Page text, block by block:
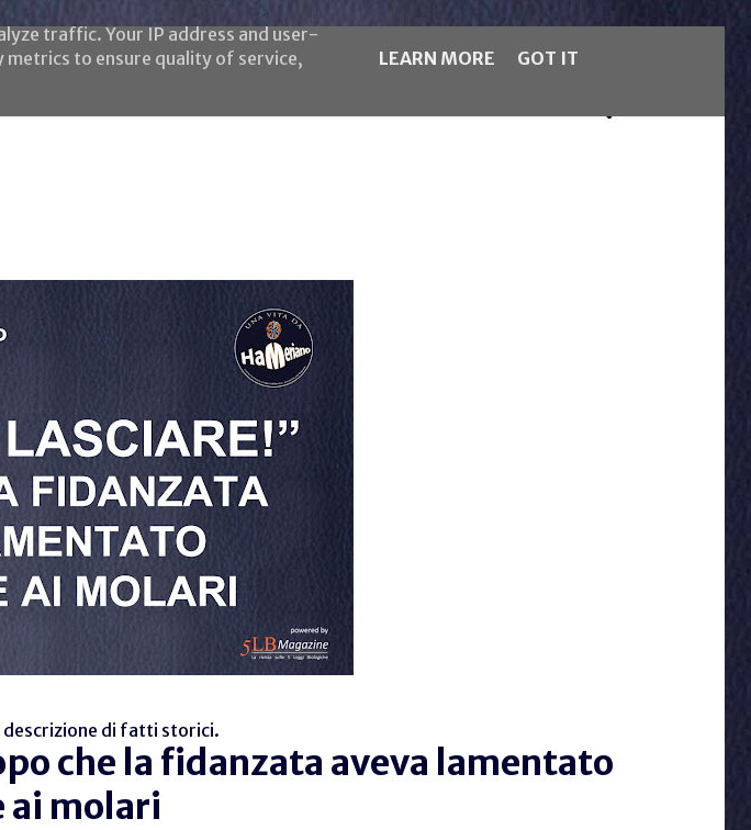
descrizione di fatti storici.
che la fidanzata aveva lamentato
ai molari
traffic. Your IP address and user-
to ensure quality of service,
LEARN MORE GOT IT